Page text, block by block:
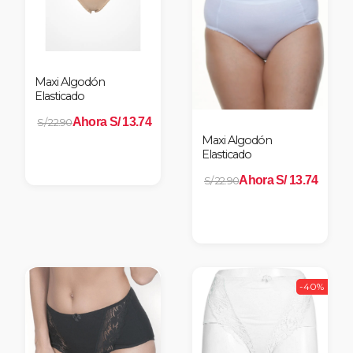
Maxi Algodón
Elasticado
S/ 22.90Ahora S/ 13.74
Maxi Algodón
Elasticado
S/ 22.90Ahora S/ 13.74
-40%